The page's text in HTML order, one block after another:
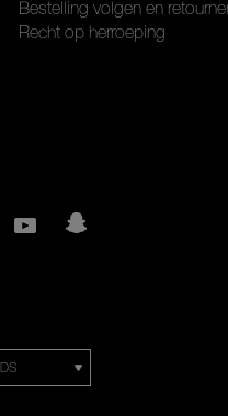
Bestelling volgen en
Recht op herroeping